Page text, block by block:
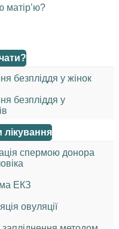
матір’ю?
безпліддя у жінок
безпліддя у
лікування
спермою донора
ЕКЗ
овуляції